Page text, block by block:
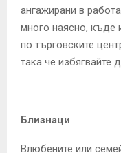
ангажирани в
много наясно, къде
по търговските
така че избягвайте
Близнаци
Влюбените или